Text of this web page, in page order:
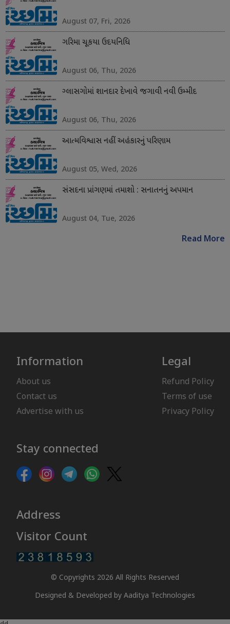
August 07, Fri, 2026
ગરિમા ચૂકયા ઉદયનિધિ
August 06, Thu, 2026
ગ્લાસગોમાં શાનદાર દેખાવે જગાવી નવી ઉમ્મીદ
August 06, Thu, 2026
આત્મવિશ્વાસ નહીં અહંકારનું પરિણામ
August 05, Wed, 2026
સંસદના પ્રાંગણમાં તમાશો : સનાતનનું અપમાન
August 04, Tue, 2026
Read More
Information
About us
Contact us
Advertise with us
Legal
Refund Policy
Terms of use
Privacy Policy
Stay connected
Address
Visitor Count
© Copyrights 2026 All Rights Reserved
Designed & Developed by Aaditya Technologies